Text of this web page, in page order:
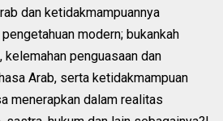
dan ketidakmampuannya
modern; bukankah
kelemahan penguasaan dan
Arab, serta ketidakmampuan
menerapkan dalam realitas